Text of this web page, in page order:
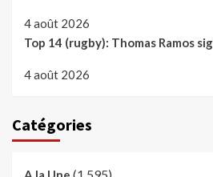
4 août 2026
Top 14 (rugby): Thomas Ramos
4 août 2026
Catégories